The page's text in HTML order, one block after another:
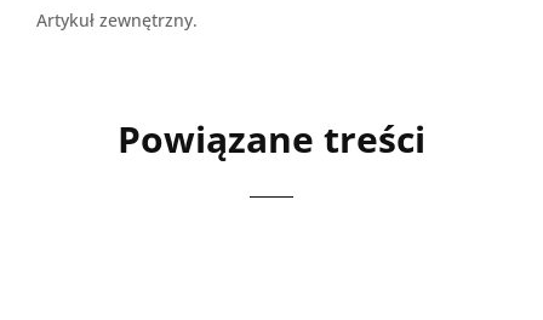
Artykuł zewnętrzny.
Powiązane treści